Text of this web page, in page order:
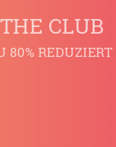
CLUB
80% REDUZIERT